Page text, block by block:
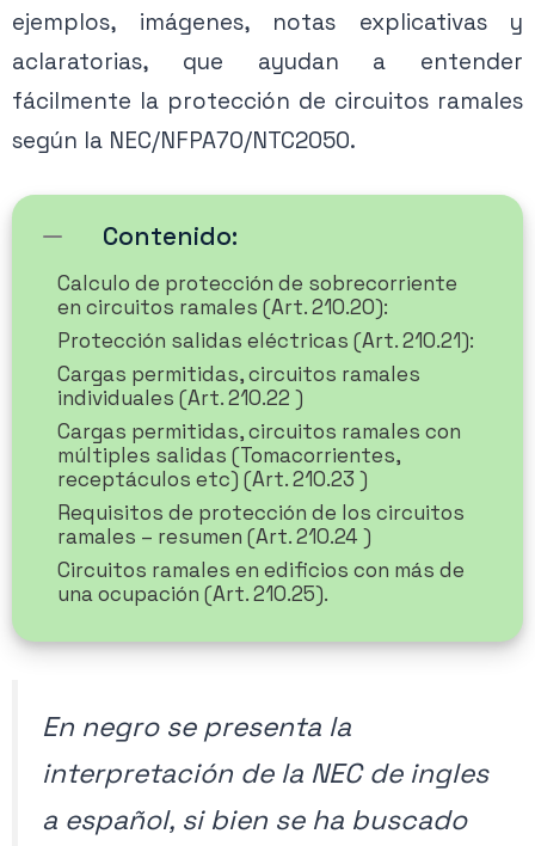
ejemplos, imágenes, notas explicativas y
aclaratorias, que ayudan a entender
fácilmente la protección de circuitos ramales
según la NEC/NFPA70/NTC2050.
Contenido:
Calculo de protección de sobrecorriente
en circuitos ramales (Art. 210.20):
Protección salidas eléctricas (Art. 210.21):
Cargas permitidas, circuitos ramales
individuales (Art. 210.22 )
Cargas permitidas, circuitos ramales con
múltiples salidas (Tomacorrientes,
receptáculos etc) (Art. 210.23 )
Requisitos de protección de los circuitos
ramales – resumen (Art. 210.24 )
Circuitos ramales en edificios con más de
una ocupación (Art. 210.25).
En negro se presenta la
interpretación de la NEC de ingles
a español, si bien se ha buscado